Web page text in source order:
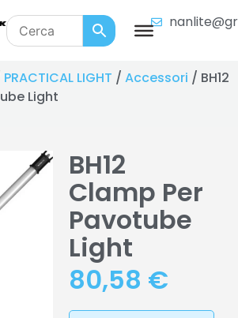
PRACTICAL LIGHT / Accessori / BH12
Light
BH12
Clamp Per
Pavotube
Light
80,58 €